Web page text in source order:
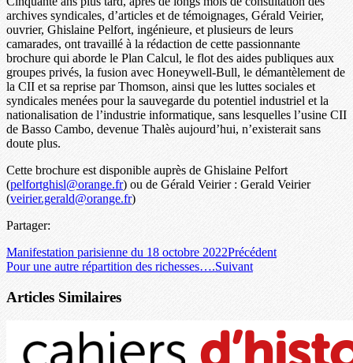
archives syndicales, d’articles et de témoignages, Gérald Veirier,
ouvrier, Ghislaine Pelfort, ingénieure, et plusieurs de leurs
camarades, ont travaillé à la rédaction de cette passionnante
brochure qui aborde le Plan Calcul, le flot des aides publiques aux
groupes privés, la fusion avec Honeywell-Bull, le démantèlement de
la CII et sa reprise par Thomson, ainsi que les luttes sociales et
syndicales menées pour la sauvegarde du potentiel industriel et la
nationalisation de l’industrie informatique, sans lesquelles l’usine CII
de Basso Cambo, devenue Thalès aujourd’hui, n’existerait sans
doute plus.
Cette brochure est disponible auprès de Ghislaine Pelfort
(pelfortghisl@orange.fr) ou de Gérald Veirier : Gerald Veirier
(veirier.gerald@orange.fr)
Partager:
Manifestation parisienne du 18 octobre 2022Précédent
Pour une autre répartition des richesses….Suivant
Articles Similaires